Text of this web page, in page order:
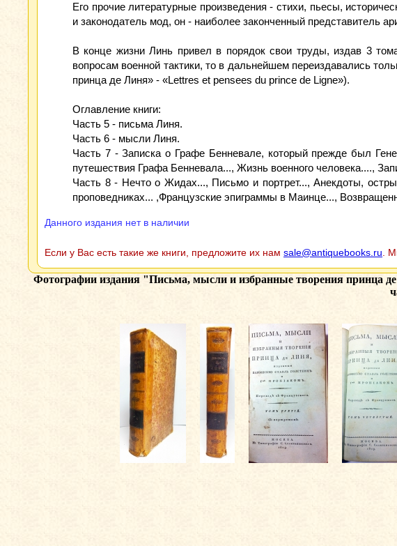
Его прочие литературные произведения - стихи, пьесы,
и законодатель мод, он - наиболее законченный представитель
В конце жизни Линь привел в порядок свои труды, издав 3
вопросам военной тактики, то в дальнейшем переиздавались
принца де Линя» - «Lettres et pensees du prince de Ligne»).
Оглавление книги:
Часть 5 - письма Линя.
Часть 6 - мысли Линя.
Часть 7 - Записка о Графе Бенневале, который прежде был
путешествия Графа Бенневала..., Жизнь военного человека....,
Часть 8 - Нечто о Жидах..., Письмо и портрет..., Анекдоты,
проповедниках... ,Французские эпиграммы в Маинце...,
Данного издания нет в наличии
Если у Вас есть такие же книги, предложите их нам sale@antiquebooks.ru .
Фотографии издания "Письма, мысли и избранные творения принца